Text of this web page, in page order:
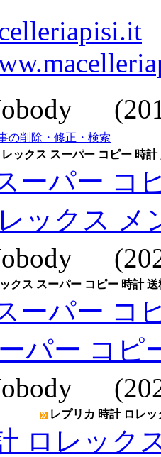
の削除・修正・検索
レックス スーパー コピー 時
ーパー コ
ックス メ
クス スーパー コピー 時計
ーパー コ
パー コピ
レプリカ 時計 ロレ
ロレック